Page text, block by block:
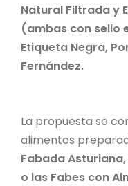
Natural Filtrada y
(ambas con sello
Etiqueta Negra,
Fernández.
La propuesta se
alimentos
Fabada
o las Fabes con